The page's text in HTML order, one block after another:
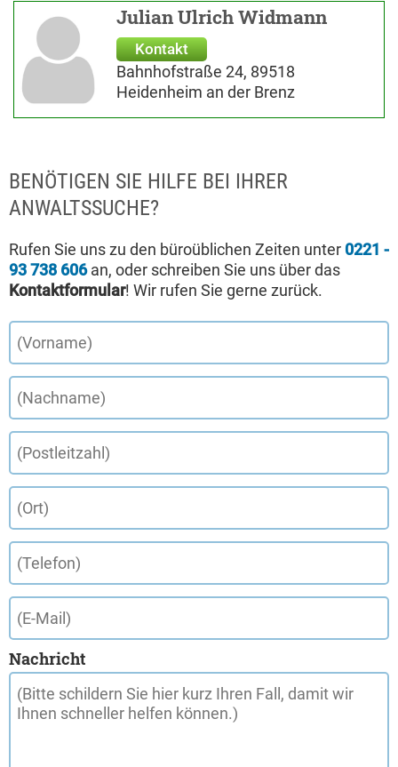
Julian Ulrich Widmann
Kontakt
Bahnhofstraße 24, 89518
Heidenheim an der Brenz
BENÖTIGEN SIE HILFE BEI IHRER
ANWALTSSUCHE?
Rufen Sie uns zu den büroüblichen Zeiten unter 0221 -
93 738 606an, oder schreiben Sie uns über das
Kontaktformular! Wir rufen Sie gerne zurück.
Nachricht